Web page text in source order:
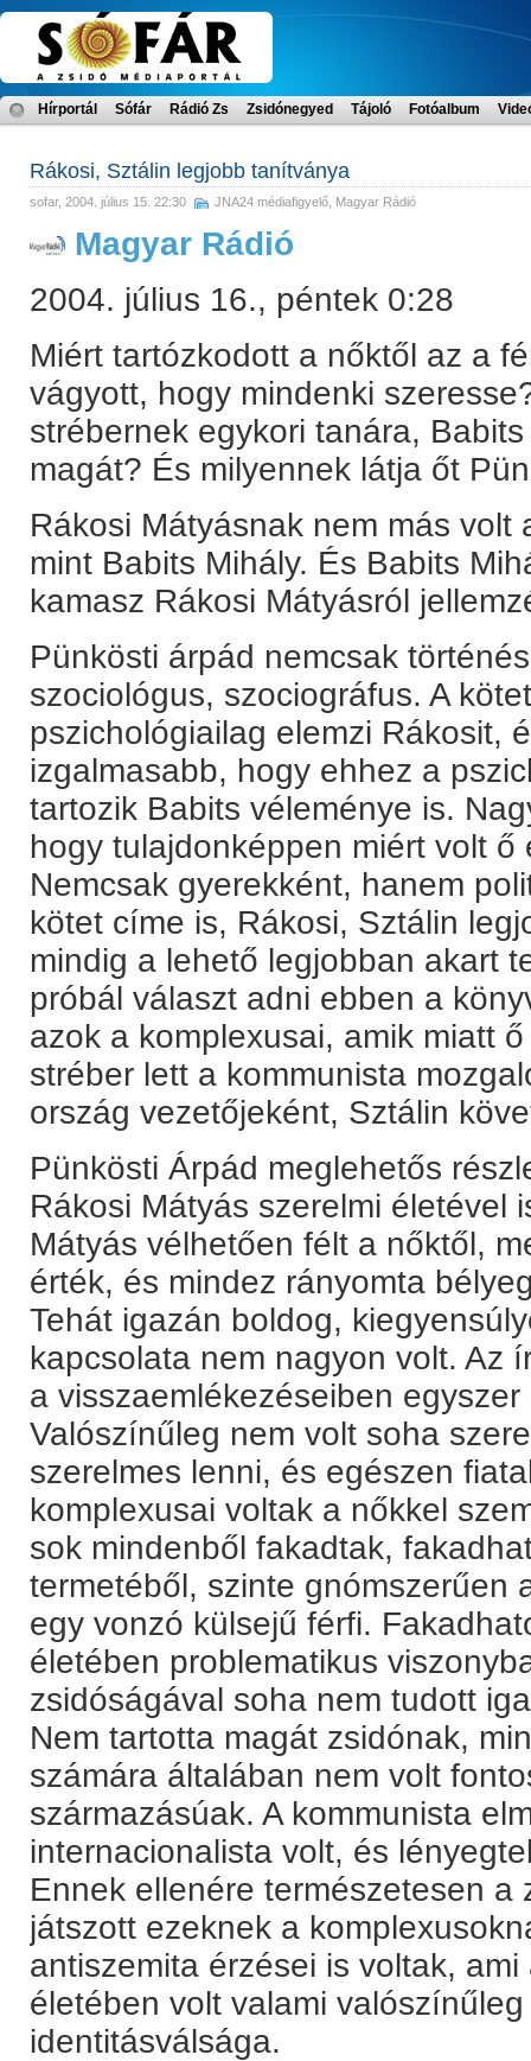
Hírportál Sófár Rádió Zs Zsidónegyed Tájoló Fotóalbum
Rákosi, Sztálin legjobb tanítványa
sofar, 2004. július 15. 22:30 JNA24 médiafigyelő Magyar Rádió
Magyar Rádió
2004. július 16., péntek 0:28
Miért tartózkodott a nőktől az a
vágyott, hogy mindenki
strébernek egykori tanára,
magát? És milyennek látja őt
Rákosi Mátyásnak nem más volt
mint Babits Mihály. És Babits
kamasz Rákosi Mátyásról
Pünkösti árpád nemcsak
szociológus, szociográfus. A
pszichológiailag elemzi Rákosit,
izgalmasabb, hogy ehhez a
tartozik Babits véleménye is.
hogy tulajdonképpen miért volt ő
Nemcsak gyerekként, hanem
kötet címe is, Rákosi, Sztálin
mindig a lehető legjobban akart
próbál választ adni ebben a
azok a komplexusai, amik miatt
stréber lett a kommunista
ország vezetőjeként, Sztálin
Pünkösti Árpád meglehetős
Rákosi Mátyás szerelmi életével
Mátyás vélhetően félt a nőktől,
érték, és mindez rányomta
Tehát igazán boldog,
kapcsolata nem nagyon volt. Az
a visszaemlékezéseiben
Valószínűleg nem volt soha
szerelmes lenni, és egészen
komplexusai voltak a nőkkel
sok mindenből fakadtak,
termetéből, szinte gnómszerűen
egy vonzó külsejű férfi.
életében problematikus
zsidóságával soha nem tudott
Nem tartotta magát zsidónak,
számára általában nem volt
származásúak. A kommunista
internacionalista volt, és
Ennek ellenére természetesen a
játszott ezeknek a
antiszemita érzései is voltak,
életében volt valami
identitásválsága.